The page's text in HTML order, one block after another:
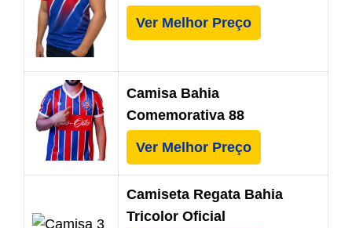
Ver Melhor Preço
Camisa Bahia
Comemorativa 88
Ver Melhor Preço
Camiseta Regata Bahia
Tricolor Oficial